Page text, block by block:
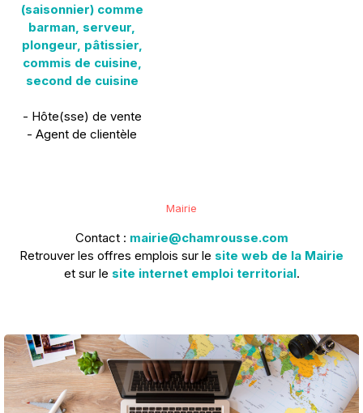
(saisonnier) comme
barman, serveur,
plongeur, pâtissier,
commis de cuisine,
second de cuisine
- Hôte(sse) de vente
- Agent de clientèle
Mairie
Contact : mairie@chamrousse.com
Retrouver les offres emplois sur le site web de la Mairie
et sur le site internet emploi territorial.